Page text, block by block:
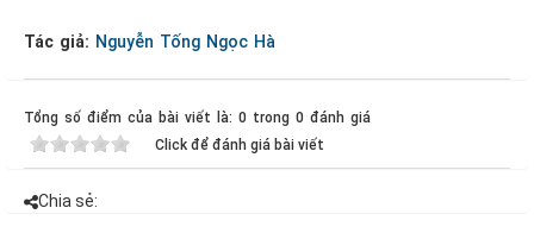
Tác giả: Nguyễn Tống Ngọc Hà
Tổng số điểm của bài viết là: 0 trong 0 đánh giá
Click để đánh giá bài viết
Chia sẻ: